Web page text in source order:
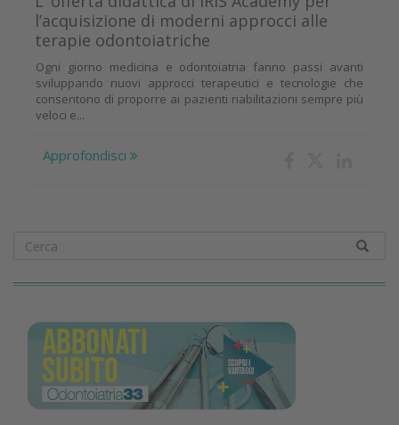
l’acquisizione di moderni approcci alle
terapie odontoiatriche
Ogni giorno medicina e odontoiatria fanno passi avanti
sviluppando nuovi approcci terapeutici e tecnologie che
consentono di proporre ai pazienti riabilitazioni sempre più
veloci e...
Approfondisci